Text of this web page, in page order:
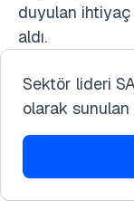
duyulan ihtiyaç
aldı.
Sektör lideri
olarak